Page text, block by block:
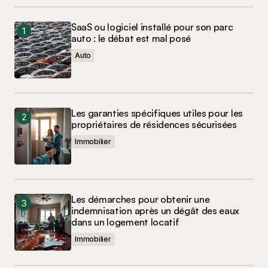
SaaS ou logiciel installé pour son parc
auto : le débat est mal posé
Auto
Les garanties spécifiques utiles pour les
propriétaires de résidences sécurisées
Immobilier
Les démarches pour obtenir une
indemnisation après un dégât des eaux
dans un logement locatif
Immobilier